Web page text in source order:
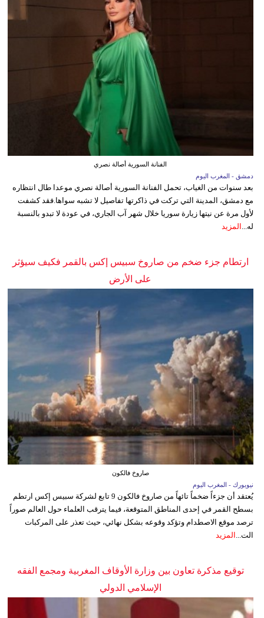
الفنانة السورية أصالة نصري
دمشق - المغرب اليوم
بعد سنوات من الغياب، تحمل الفنانة السورية أصالة نصري موعدا طال انتظاره
مع دمشق، المدينة التي تركت في ذاكرتها تفاصيل لا تشبه سواها.فقد كشفت
لأول مرة عن نيتها زيارة سوريا خلال شهر آب الجاري، في عودة لا تبدو بالنسبة
له... المزيد
ارتطام جزء ضخم من صاروخ سبيس إكس بالقمر فكيف سيؤثر
على الأرض
صاروخ فالكون
نيويورك - المغرب اليوم
يُعتقد أن جزءاً ضخماً تائهاً من صاروخ فالكون 9 تابع لشركة سبيس إكس ارتطم
بسطح القمر في إحدى المناطق المتوقعة، فيما يترقب العلماء حول العالم صوراً
ترصد موقع الاصطدام وتؤكد وقوعه بشكل نهائي، حيث تعذر على المركبات
الت...
المزيد
توقيع مذكرة تعاون بين وزارة الأوقاف المغربية ومجمع الفقه
الإسلامي الدولي